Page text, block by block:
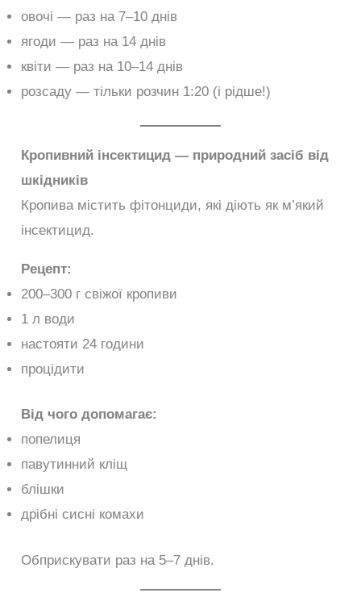
овочі — раз на 7–10 днів
ягоди — раз на 14 днів
квіти — раз на 10–14 днів
розсаду — тільки розчин 1:20 (і рідше!)
Кропивний інсектицид — природний засіб від
шкідників
Кропива містить фітонциди, які діють як м’який
інсектицид.
Рецепт:
200–300 г свіжої кропиви
1 л води
настояти 24 години
процідити
Від чого допомагає:
попелиця
павутинний кліщ
блішки
дрібні сисні комахи
Обприскувати раз на 5–7 днів.